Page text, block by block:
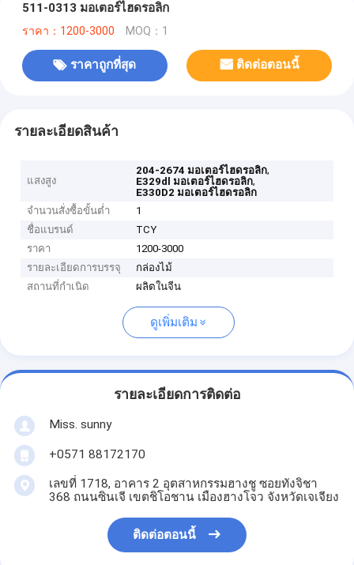
511-0313 มอเตอร์ไฮดรอลิก
ราคา：1200-3000 MOQ：1
ราคาถูกที่สุด ติดต่อตอนนี้
รายละเอียดสินค้า
แสงสูง
204-2674 มอเตอร์ไฮดรอลิก,
E329dl มอเตอร์ไฮดรอลิก,
E330D2 มอเตอร์ไฮดรอลิก
จำนวนสั่งซื้อขั้นต่ำ
1
ชื่อแบรนด์
TCY
ราคา
1200-3000
รายละเอียดการบรรจุ
กล่องไม้
สถานที่กำเนิด
ผลิตในจีน
ดูเพิ่มเติม
รายละเอียดการติดต่อ
Miss. sunny
+0571 88172170
เลขที่ 1718, อาคาร 2 อุตสาหกรรมฮางชู ซอยทังจิชา
368 ถนนซินเจี เขตชิโอชาน เมืองฮางโจว จังหวัดเจเจียง
ติดต่อตอนนี้